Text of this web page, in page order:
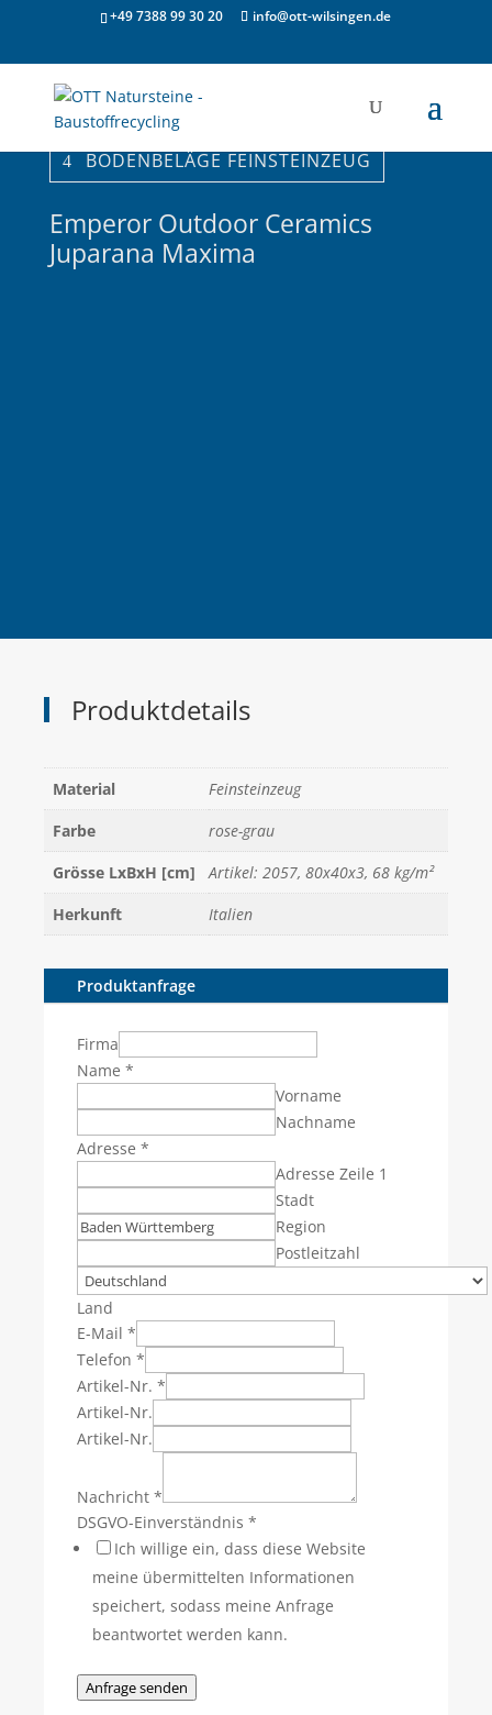
+49 7388 99 30 20 info@ott-wilsingen.de
BODENBELÄGE FEINSTEINZEUG
Emperor Outdoor Ceramics
Juparana Maxima
Produktdetails
Material
Feinsteinzeug
Farbe
rose-grau
Grösse LxBxH [cm]
Artikel: 2057, 80x40x3, 68 kg/m²
Herkunft
Italien
Produktanfrage
Firma
Name *
Vorname
Nachname
Adresse *
Adresse Zeile 1
Stadt
Region
Postleitzahl
Land
E-Mail *
Telefon *
Artikel-Nr. *
Artikel-Nr.
Artikel-Nr.
Nachricht *
DSGVO-Einverständnis *
Ich willige ein, dass diese Website
meine übermittelten Informationen
speichert, sodass meine Anfrage
beantwortet werden kann.
Anfrage senden